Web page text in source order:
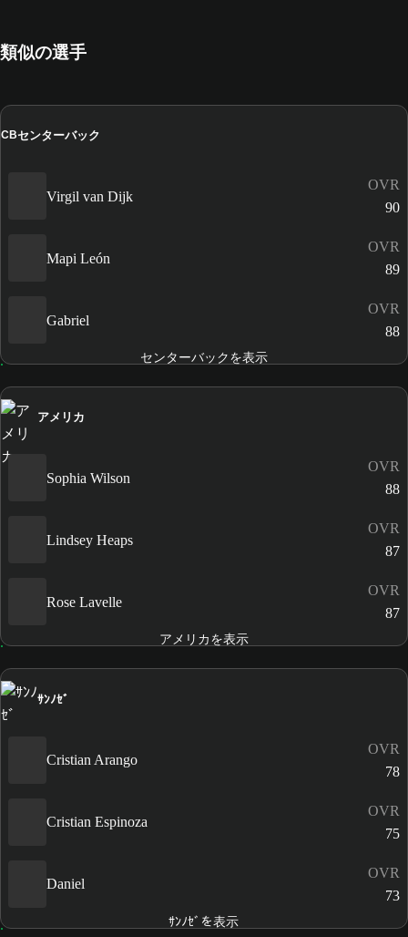
類似の選手
CBセンターバック
Virgil van Dijk
OVR
90
Mapi León
OVR
89
Gabriel
OVR
88
センターバックを表示
アメリカ
Sophia Wilson
OVR
88
Lindsey Heaps
OVR
87
Rose Lavelle
OVR
87
アメリカを表示
ｻﾝﾉｾﾞ
Cristian Arango
OVR
78
Cristian Espinoza
OVR
75
Daniel
OVR
73
ｻﾝﾉｾﾞを表示